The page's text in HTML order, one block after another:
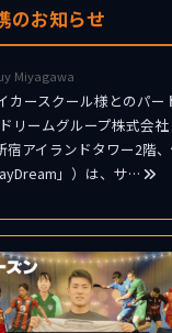
のお知らせ
Miyagawa
カースクール様とのパ
リームグループ株式会
宿アイランドタワー2階
」）は、サ…